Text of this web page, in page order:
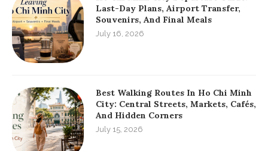
Last-Day Plans, Airport Transfer,
Souvenirs, And Final Meals
July 16, 2026
Best Walking Routes In Ho Chi Minh
City: Central Streets, Markets, Cafés,
And Hidden Corners
July 15, 2026